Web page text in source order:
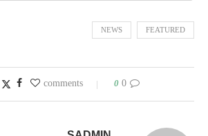
FEATURED
NEWS
0 comments
0